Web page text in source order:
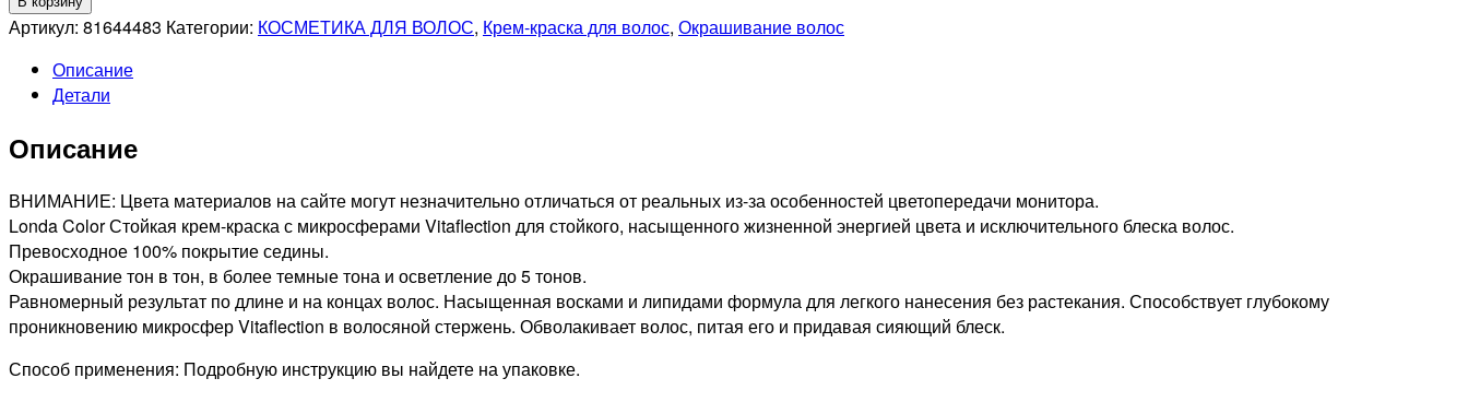
LONDA
LONDACOLOR
8/38
КРЕМ-
ДЛЯ
ВОЛОС
СВЕТЛЫЙ
БЛОНД
ЗОЛОТИСТО-
ЖЕМЧУЖНЫЙ,
Артикул: 81644483 Категории: КОСМЕТИКА ДЛЯ ВОЛОС, Крем-краска для волос, Окрашивание волос
Описание
Детали
Описание
ВНИМАНИЕ: Цвета материалов на сайте могут незначительно отличаться от реальных из-за особенностей цветопередачи монитора.
Londa Color Стойкая крем-краска с микросферами Vitaflection для стойкого, насыщенного жизненной энергией цвета и исключительного блеска волос.
Превосходное 100% покрытие седины.
Окрашивание тон в тон, в более темные тона и осветление до 5 тонов.
Равномерный результат по длине и на концах волос. Насыщенная восками и липидами формула для легкого нанесения без растекания. Способствует глубокому
проникновению микросфер Vitaflection в волосяной стержень. Обволакивает волос, питая его и придавая сияющий блеск.
Способ применения: Подробную инструкцию вы найдете на упаковке.